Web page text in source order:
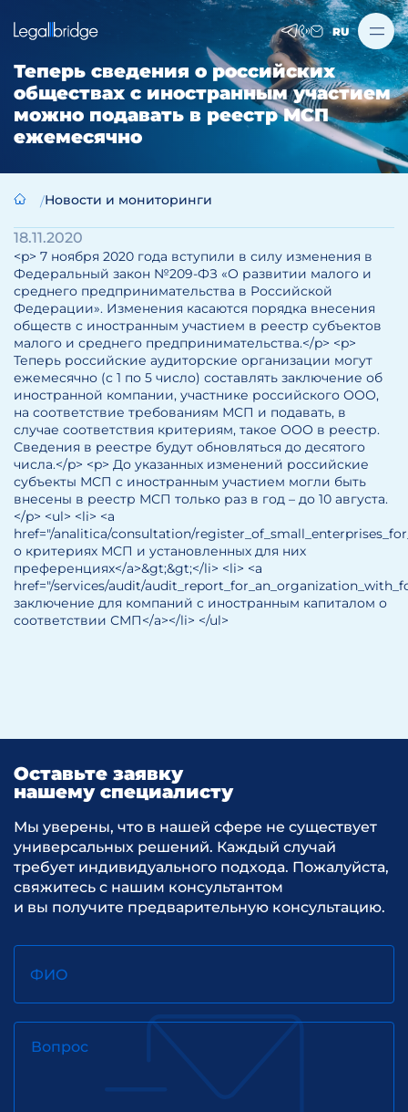
RU
Теперь сведения о российских
обществах с иностранным участием
можно подавать в реестр МСП
ежемесячно
Новости и мониторинги
18.11.2020
<p> 7 ноября 2020 года вступили в силу изменения в
Федеральный закон №209-ФЗ «О развитии малого и
среднего предпринимательства в Российской
Федерации». Изменения касаются порядка внесения
обществ с иностранным участием в реестр субъектов
малого и среднего предпринимательства.</p> <p>
Теперь российские аудиторские организации могут
ежемесячно (с 1 по 5 число) составлять заключение об
иностранной компании, участнике российского ООО,
на соответствие требованиям МСП и подавать, в
случае соответствия критериям, такое ООО в реестр.
Сведения в реестре будут обновляться до десятого
числа.</p> <p> До указанных изменений российские
субъекты МСП с иностранным участием могли быть
внесены в реестр МСП только раз в год – до 10 августа.
</p> <ul> <li> <a
href="/analitica/consultation/
о критериях МСП и установленных для них
преференциях</a>&gt;&gt;</li> <li> <a
href="/services/audit/
заключение для компаний с иностранным капиталом о
соответствии СМП</a></li> </ul>
Оставьте заявку
нашему специалисту
Мы уверены, что в нашей сфере не существует
универсальных решений. Каждый случай
требует индивидуального подхода. Пожалуйста,
свяжитесь с нашим консультантом
и вы получите предварительную консультацию.
ФИО
Вопрос